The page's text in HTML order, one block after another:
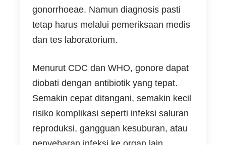
gonorrhoeae. Namun diagnosis pasti
tetap harus melalui pemeriksaan medis
dan tes laboratorium.
Menurut CDC dan WHO, gonore dapat
diobati dengan antibiotik yang tepat.
Semakin cepat ditangani, semakin kecil
risiko komplikasi seperti infeksi saluran
reproduksi, gangguan kesuburan, atau